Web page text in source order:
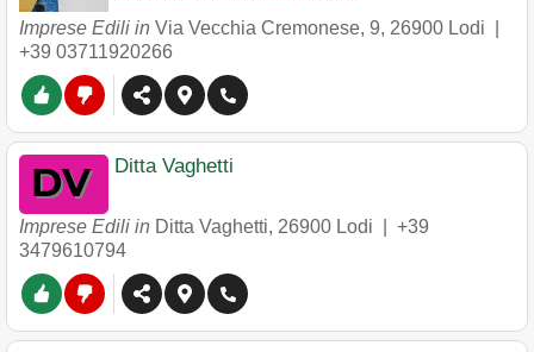
Imprese Edili in Via Vecchia Cremonese, 9, 26900 Lodi
+39 03711920266
Ditta Vaghetti
Imprese Edili in Ditta Vaghetti, 26900 Lodi
+39
3479610794